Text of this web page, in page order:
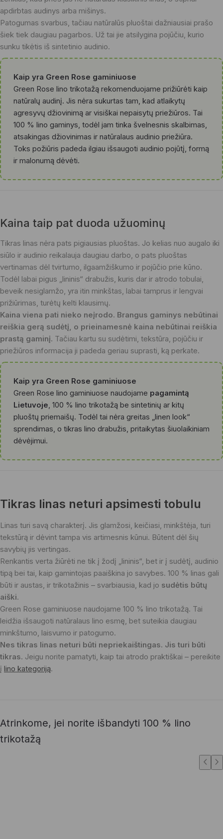
apdirbtas audinys arba mišinys.
Patogumas svarbus, tačiau natūralūs pluoštai dažniausiai prašo
šiek tiek daugiau pagarbos. Už tai jie atsilygina pojūčiu, kurio
sunku tikėtis iš sintetinio audinio.
Kaip yra Green Rose gaminiuose
Green Rose lino trikotažą rekomenduojame prižiūrėti kaip
natūralų audinį. Jis nėra sukurtas tam, kad atlaikytų
agresyvų džiovinimą ar visiškai nepaisytų priežiūros. Tai
100 % lino gaminys, todėl jam tinka švelnesnis skalbimas,
atsakingas džiovinimas ir natūralaus audinio priežiūra.
Toks požiūris padeda ilgiau išsaugoti audinio pojūtį, formą
ir malonumą dėvėti.
Kaina taip pat duoda užuominų
Tikras linas nėra pats pigiausias pluoštas. Jo kelias nuo augalo iki
siūlo ir audinio reikalauja daugiau darbo, o pats pluoštas
vertinamas dėl tvirtumo, ilgaamžiškumo ir pojūčio prie kūno.
Todėl labai pigus „lininis“ drabužis, kuris dar ir atrodo tobulai,
beveik nesiglamžo, yra itin minkštas, labai tamprus ir lengvai
prižiūrimas, turėtų kelti klausimų.
Kaina viena pati nieko neįrodo. Brangus gaminys nebūtinai
reiškia gerą sudėtį, o prieinamesnė kaina nebūtinai reiškia
prastą gaminį. Tačiau kartu su sudėtimi, tekstūra, pojūčiu ir
priežiūros informacija ji padeda geriau suprasti, ką perkate.
Kaip yra Green Rose gaminiuose
Green Rose lino gaminiuose naudojame pagamintą
Lietuvoje , 100 % lino trikotažą be sintetinių ar kitų
pluoštų priemaišų. Todėl tai nėra greitas „linen look“
sprendimas, o tikras lino drabužis, pritaikytas šiuolaikiniam
dėvėjimui.
Tikras linas neturi apsimesti tobulu
Linas turi savą charakterį. Jis glamžosi, keičiasi, minkštėja, turi
tekstūrą ir dėvint tampa vis artimesnis kūnui. Būtent dėl šių
savybių jis vertingas.
Renkantis verta žiūrėti ne tik į žodį „lininis“, bet ir į sudėtį, audinio
tipą bei tai, kaip gamintojas paaiškina jo savybes. 100 % linas gali
būti ir austas, ir trikotažinis – svarbiausia, kad jo sudėtis būtų
aiški.
Green Rose gaminiuose naudojame 100 % lino trikotažą. Tai
leidžia išsaugoti natūralaus lino esmę, bet suteikia daugiau
minkštumo, laisvumo ir patogumo.
Nes tikras linas neturi būti nepriekaištingas. Jis turi būti
tikras. Jeigu norite pamatyti, kaip tai atrodo praktiškai – pereikite
į lino kategoriją.
Atrinkome, jei norite išbandyti 100 % lino
trikotažą